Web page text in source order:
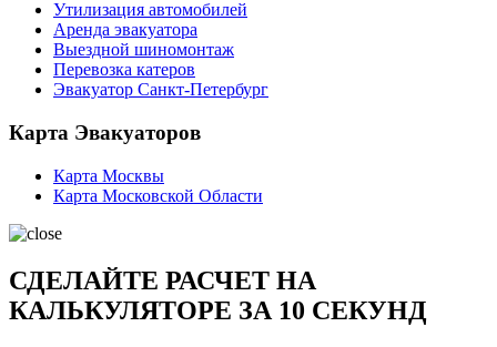
Утилизация автомобилей
Аренда эвакуатора
Выездной шиномонтаж
Перевозка катеров
Эвакуатор Санкт-Петербург
Карта Эвакуаторов
Карта Москвы
Карта Московской Области
СДЕЛАЙТЕ РАСЧЕТ НА
КАЛЬКУЛЯТОРЕ ЗА 10 СЕКУНД